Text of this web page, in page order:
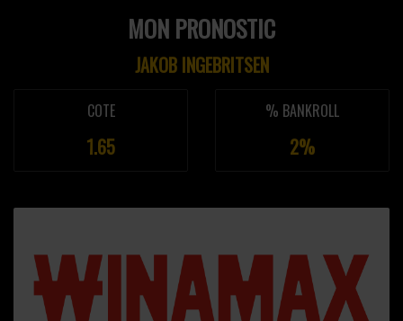
MON PRONOSTIC
JAKOB INGEBRITSEN
COTE
1.65
% BANKROLL
2%